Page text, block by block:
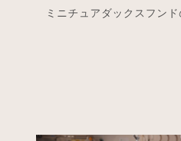
ミニチュアダックスフン